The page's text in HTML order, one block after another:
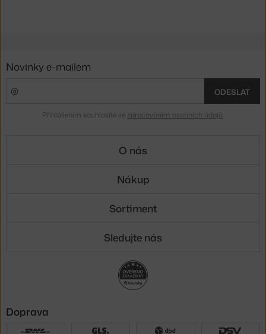
Novinky e-mailem
ODESLAT
Přihlášením souhlasíte se zpracováním osobních údajů
O nás
Nákup
Sortiment
Sledujte nás
Doprava